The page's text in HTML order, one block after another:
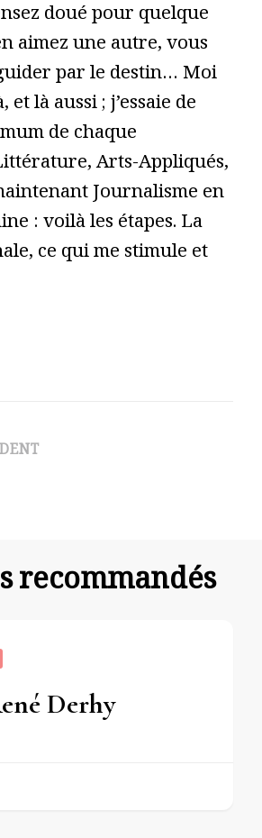
doué pour quelque
aimez une autre, vous
par le destin… Moi
et là aussi ; j’essaie de
de chaque
Arts-Appliqués,
Journalisme en
: voilà les étapes. La
ce qui me stimule et
recommandés
Derhy